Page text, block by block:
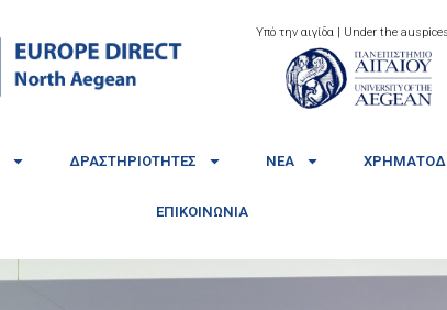
Υπό την αιγίδα | Under the
ΔΡΑΣΤΗΡΙΌΤΗΤΕΣ ΝΈΑ
ΕΠΙΚΟΙΝΩΝΊΑ